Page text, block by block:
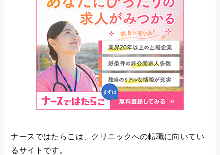
ナースではたらこは、クリニックへの転職に向いてい
るサイトです。